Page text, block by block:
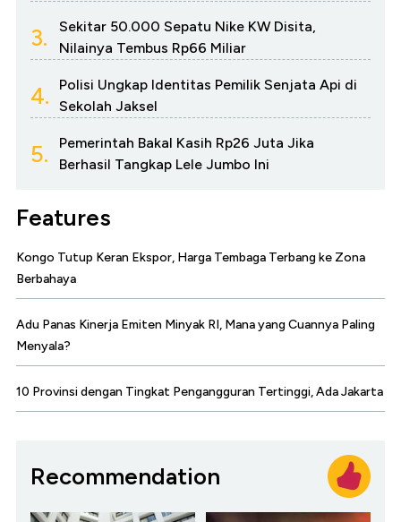
3.
Sekitar 50.000 Sepatu Nike KW Disita,
Nilainya Tembus Rp66 Miliar
4.
Polisi Ungkap Identitas Pemilik Senjata Api di
Sekolah Jaksel
5.
Pemerintah Bakal Kasih Rp26 Juta Jika
Berhasil Tangkap Lele Jumbo Ini
Features
Kongo Tutup Keran Ekspor, Harga Tembaga Terbang ke Zona
Berbahaya
Adu Panas Kinerja Emiten Minyak RI, Mana yang Cuannya Paling
Menyala?
10 Provinsi dengan Tingkat Pengangguran Tertinggi, Ada Jakarta
Recommendation